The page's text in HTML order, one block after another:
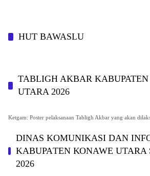
HUT BAWASLU
TABLIGH AKBAR
UTARA 2026
Ketgam: Poster pelaksanaan Tabligh Akbar yang akan
DINAS KOMUNIKASI DAN
KABUPAΤΕΝ ΚΟNAWE UTARA
2026